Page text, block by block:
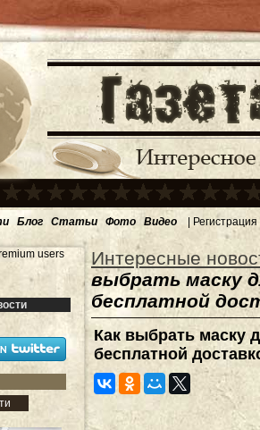
Блог Статьи Фото Видео | Регистрация
users
Интересные
выбрать маску
бесплатной
Как выбрать маску
бесплатной